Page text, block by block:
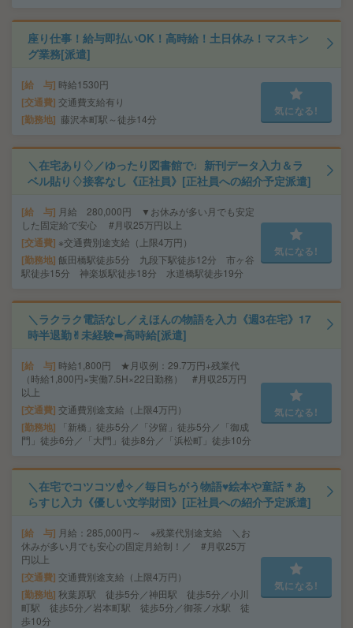
座り仕事！給与即払いOK！高時給！土日休み！マスキン
グ業務[派遣]
給 与 時給1530円
交通費 交通費支給有り
勤務地 藤沢本町駅～徒歩14分
気になる!
＼在宅あり♢／ゆったり図書館で♩新刊データ入力＆ラ
ベル貼り♢接客なし《正社員》[正社員への紹介予定派遣]
給 与 月給 280,000円 ▼お休みが多い月でも安定
した固定給で安心 #月収25万円以上
交通費 ※交通費別途支給（上限4万円）
勤務地 飯田橋駅徒歩5分 九段下駅徒歩12分 市ヶ谷
駅徒歩15分 神楽坂駅徒歩18分 水道橋駅徒歩19分
気になる!
＼ラクラク電話なし／えほんの物語を入力《週3在宅》17
時半退勤✌︎未経験➠高時給[派遣]
給 与 時給1,800円 ★月収例：29.7万円+残業代
（時給1,800円×実働7.5H×22日勤務） #月収25万円
以上
交通費 交通費別途支給（上限4万円）
勤務地
「新橋」徒歩5分／「汐留」徒歩5分／「御成
門」徒歩6分／「大門」徒歩8分／「浜松町」徒歩10分
気になる!
＼在宅でコツコツ☝✧／毎日ちがう物語♥絵本や童話＊あ
らすじ入力《優しい文学財団》[正社員への紹介予定派遣]
給 与 月給：285,000円～ ※残業代別途支給 ＼お
休みが多い月でも安心の固定月給制！／ #月収25万
円以上
交通費 交通費別途支給（上限4万円）
勤務地 秋葉原駅 徒歩5分／神田駅 徒歩5分／小川
町駅 徒歩5分／岩本町駅 徒歩5分／御茶ノ水駅 徒
歩10分
気になる!